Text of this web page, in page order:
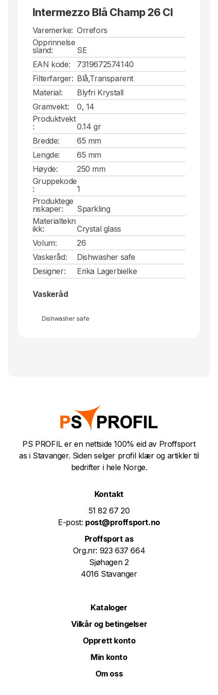
Intermezzo Blå Champ 26 Cl
Varemerke: Orrefors
Opprinnelse
sland:
SE
EAN kode:
7319672574140
Filterfarger: Blå,Transparent
Material:
Blyfri Krystall
Gramvekt:
0, 14
Produktvekt
:
0.14 gr
Bredde:
65 mm
Lengde:
65 mm
Høyde:
250 mm
Gruppekode
:
1
Produktege
nskaper:
Sparkling
Materialtekn
ikk:
Crystal glass
Volum:
26
Vaskeråd:
Dishwasher safe
Designer:
Erika Lagerbielke
Vaskeråd
Dishwasher safe
PS PROFIL er en nettside 100% eid av Proffsport
as i Stavanger. Siden selger profil klær og artikler til
bedrifter i hele Norge.
Kontakt
51 82 67 20
E-post: post@proffsport.no
Proffsport as
Org.nr: 923 637 664
Sjøhagen 2
4016 Stavanger
Kataloger
Vilkår og betingelser
Opprett konto
Min konto
Om oss